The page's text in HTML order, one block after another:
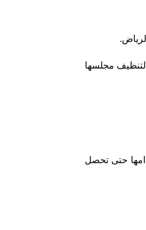
لتنظيف مجلسها
حتى تحصل